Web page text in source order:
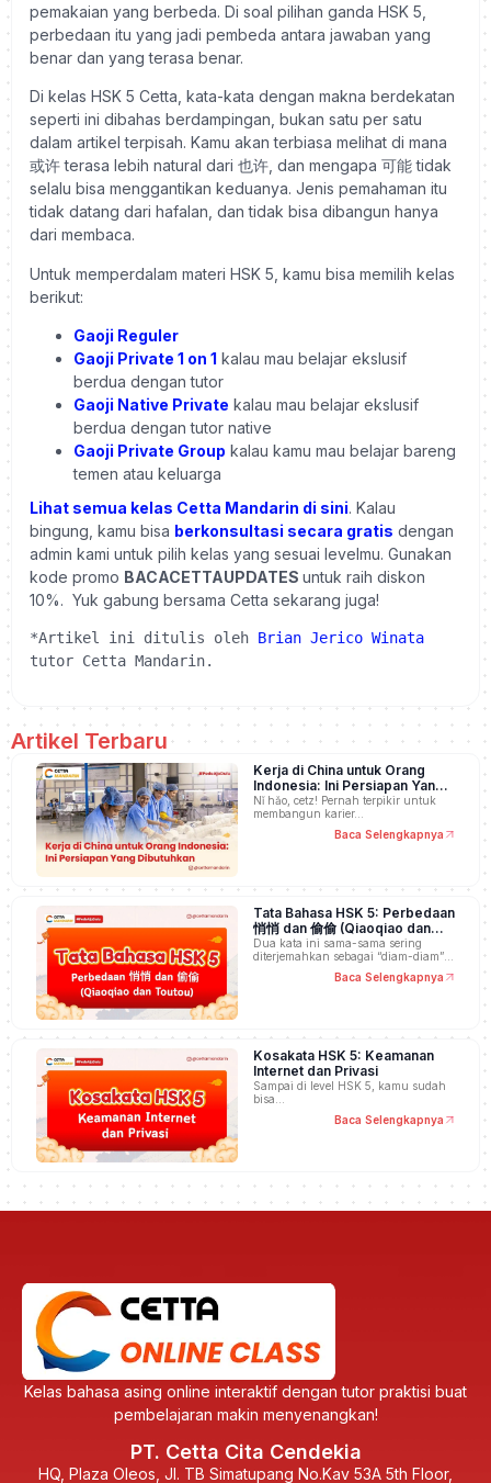
pemakaian yang berbeda. Di soal pilihan ganda HSK 5,
perbedaan itu yang jadi pembeda antara jawaban yang
benar dan yang terasa benar.
Di kelas HSK 5 Cetta, kata-kata dengan makna berdekatan
seperti ini dibahas berdampingan, bukan satu per satu
dalam artikel terpisah. Kamu akan terbiasa melihat di mana
或许 terasa lebih natural dari 也许, dan mengapa 可能 tidak
selalu bisa menggantikan keduanya. Jenis pemahaman itu
tidak datang dari hafalan, dan tidak bisa dibangun hanya
dari membaca.
Untuk memperdalam materi HSK 5, kamu bisa memilih kelas
berikut:
Gaoji Reguler
Gaoji Private 1 on 1 kalau mau belajar ekslusif
berdua dengan tutor
Gaoji Native Private kalau mau belajar ekslusif
berdua dengan tutor native
Gaoji Private Group kalau kamu mau belajar bareng
temen atau keluarga
Lihat semua kelas Cetta Mandarin di sini. Kalau
bingung, kamu bisa berkonsultasi secara gratis dengan
admin kami untuk pilih kelas yang sesuai levelmu. Gunakan
kode promo BACACETTAUPDATES untuk raih diskon
10%. Yuk gabung bersama Cetta sekarang juga!
*Artikel ini ditulis oleh Brian Jerico Winata
tutor Cetta Mandarin.
Artikel Terbaru
Kerja di China untuk Orang
Indonesia: Ini Persiapan Yang
Dibutuhkan
Nǐ hǎo, cetz! Pernah terpikir untuk
membangun karier…
Baca Selengkapnya
Tata Bahasa HSK 5: Perbedaan
悄悄 dan 偷偷 (Qiaoqiao dan
Toutou)
Dua kata ini sama-sama sering
diterjemahkan sebagai “diam-diam”,
Baca Selengkapnya
Kosakata HSK 5: Keamanan
Internet dan Privasi
Sampai di level HSK 5, kamu sudah
bisa…
Baca Selengkapnya
Kelas bahasa asing online interaktif dengan tutor praktisi buat
pembelajaran makin menyenangkan!
PT. Cetta Cita Cendekia
HQ, Plaza Oleos, Jl. TB Simatupang No.Kav 53A 5th Floor,